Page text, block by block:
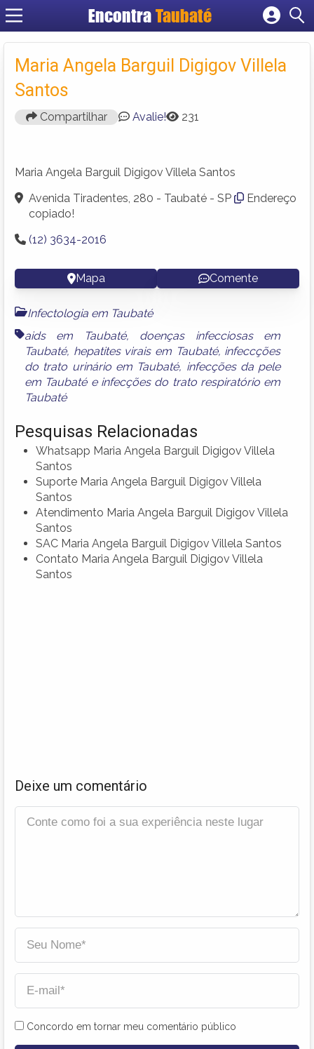
EncontraTaubaté
Cadastrar empresa
Criar conta
Maria Angela Barguil Digigov Villela
Santos
Compartilhar Avalie! 231
Maria Angela Barguil Digigov Villela Santos
Avenida Tiradentes, 280 - Taubaté - SP
Endereço
copiado!
(12) 3634-2016
Mapa Comente
Infectologia em Taubaté
aids em Taubaté, doenças infecciosas em
Taubaté, hepatites virais em Taubaté, infeccções
do trato urinário em Taubaté, infecções da pele
em Taubatée infecções do trato respiratório em
Taubaté
Pesquisas Relacionadas
Whatsapp Maria Angela Barguil Digigov Villela
Santos
Suporte Maria Angela Barguil Digigov Villela
Santos
Atendimento Maria Angela Barguil Digigov Villela
Santos
SAC Maria Angela Barguil Digigov Villela Santos
Contato Maria Angela Barguil Digigov Villela
Santos
Deixe um comentário
Concordo em tornar meu comentário público